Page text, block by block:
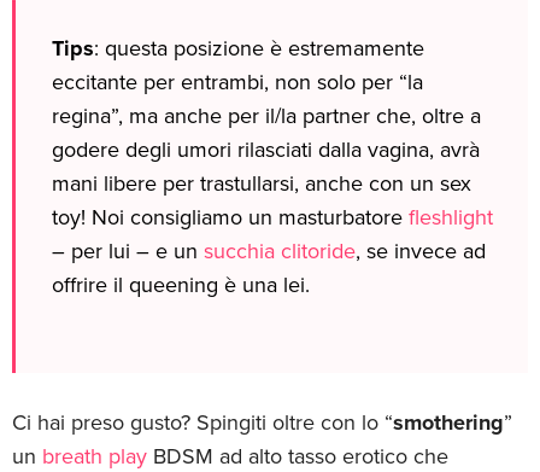
Tips: questa posizione è estremamente
eccitante per entrambi, non solo per “la
regina”, ma anche per il/la partner che, oltre a
godere degli umori rilasciati dalla vagina, avrà
mani libere per trastullarsi, anche con un sex
toy! Noi consigliamo un masturbatore fleshlight
– per lui – e un succhia clitoride, se invece ad
offrire il queening è una lei.
Ci hai preso gusto? Spingiti oltre con lo “smothering”
un breath play BDSM ad alto tasso erotico che